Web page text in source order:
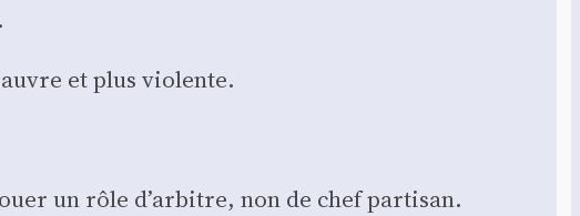
et plus vio­lente.
un rôle d’arbitre, non de chef par­ti­san.